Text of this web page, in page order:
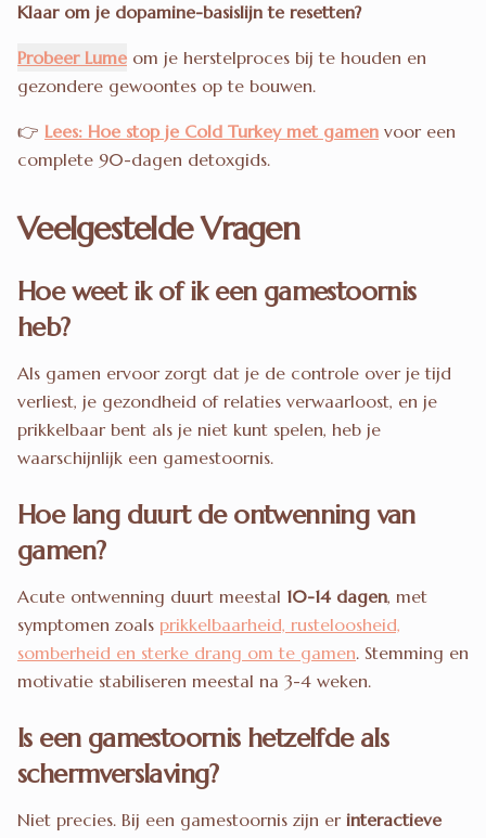
Klaar om je dopamine-basislijn te resetten?
Probeer Lume om je herstelproces bij te houden en
gezondere gewoontes op te bouwen.
👉 Lees: Hoe stop je Cold Turkey met gamen voor een
complete 90-dagen detoxgids.
Veelgestelde Vragen
Hoe weet ik of ik een gamestoornis
heb?
Als gamen ervoor zorgt dat je de controle over je tijd
verliest, je gezondheid of relaties verwaarloost, en je
prikkelbaar bent als je niet kunt spelen, heb je
waarschijnlijk een gamestoornis.
Hoe lang duurt de ontwenning van
gamen?
Acute ontwenning duurt meestal 10-14 dagen, met
symptomen zoals prikkelbaarheid, rusteloosheid,
somberheid en sterke drang om te gamen. Stemming en
motivatie stabiliseren meestal na 3-4 weken.
Is een gamestoornis hetzelfde als
schermverslaving?
Niet precies. Bij een gamestoornis zijn er interactieve